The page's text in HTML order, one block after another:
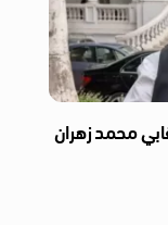
محمد زهران